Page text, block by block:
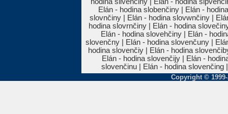
hodina sllvenčiny | Elán - hodina
Elán - hodina slobenčiny | Elán -
slovnčiny | Elán - hodina slovwnčiny |
hodina slovrnčiny | Elán - hodina
Elán - hodina slovehčiny | Elán -
slovenčny | Elán - hodina slovenčuny |
hodina slovenčiy | Elán - hodina
Elán - hodina slovenčijy | Elán -
slovenčinu | Elán - hodina slovenčing
Copyright ©